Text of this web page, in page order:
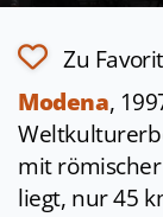
Zu
Modena,
mit
liegt, nur 45